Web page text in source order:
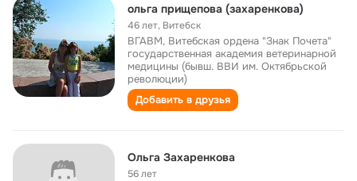
ольга прищепова (захаренкова)
46 лет, Витебск
ВГАВМ, Витебская ордена "Знак Почета"
государственная академия ветеринарной
медицины (бывш. ВВИ им. Октябрьской
революции)
Добавить в друзья
Ольга Захаренкова
56 лет